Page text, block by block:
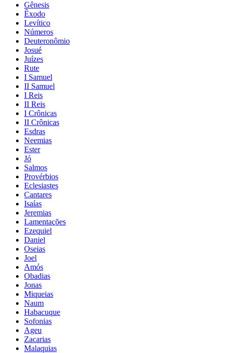
Gênesis
Êxodo
Levítico
Números
Deuteronômio
Josué
Juízes
Rute
I Samuel
II Samuel
I Reis
II Reis
I Crônicas
II Crônicas
Esdras
Neemias
Ester
Jó
Salmos
Provérbios
Eclesiastes
Cantares
Isaías
Jeremias
Lamentações
Ezequiel
Daniel
Oseias
Joel
Amós
Obadias
Jonas
Miqueias
Naum
Habacuque
Sofonias
Ageu
Zacarias
Malaquias